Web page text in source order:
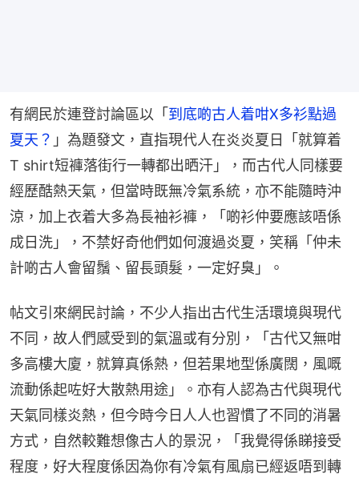
有網民於連登討論區以「到底啲古人着咁X多衫點過
夏天？ 」為題發文，直指現代人在炎炎夏日「就算着
T shirt短褲落街行一轉都出晒汗」，而古代人同樣要
經歷酷熱天氣，但當時既無冷氣系統，亦不能隨時沖
涼，加上衣着大多為長袖衫褲，「啲衫仲要應該唔係
成日洗」，不禁好奇他們如何渡過炎夏，笑稱「仲未
計啲古人會留鬚、留長頭髮，一定好臭」。
帖文引來網民討論，不少人指出古代生活環境與現代
不同，故人們感受到的氣溫或有分別，「古代又無咁
多高樓大廈，就算真係熱，但若果地型係廣闊，風嘅
流動係起咗好大散熱用途」。亦有人認為古代與現代
天氣同樣炎熱，但今時今日人人也習慣了不同的消暑
方式，自然較難想像古人的景況，「我覺得係睇接受
程度，好大程度係因為你有冷氣有風扇已經返唔到轉